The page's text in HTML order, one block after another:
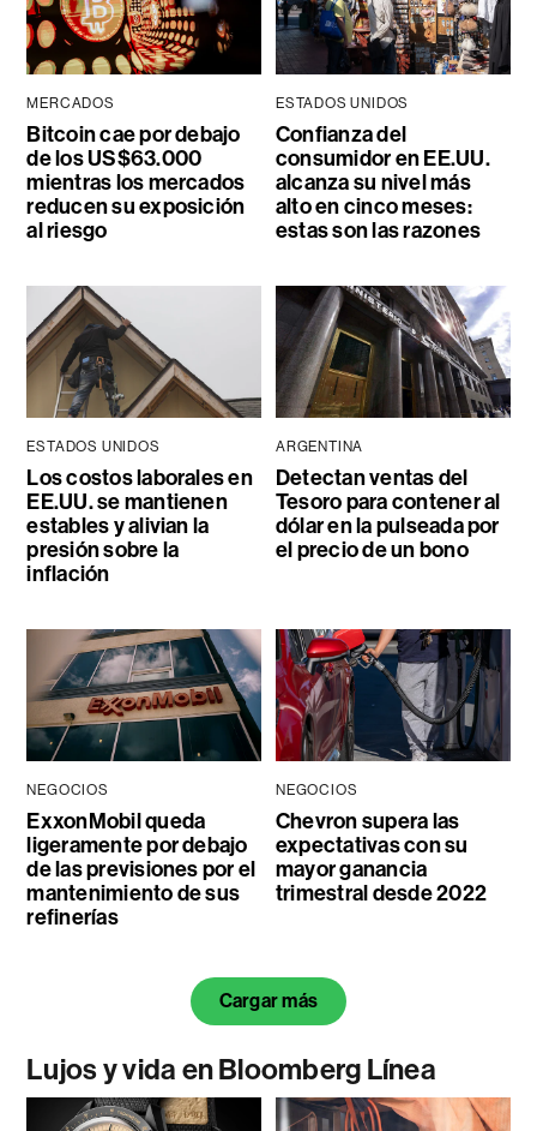
MERCADOS
Bitcoin cae por debajo
de los US$63.000
mientras los mercados
reducen su exposición
al riesgo
ESTADOS UNIDOS
Confianza del
consumidor en EE.UU.
alcanza su nivel más
alto en cinco meses:
estas son las razones
ESTADOS UNIDOS
Los costos laborales en
EE.UU. se mantienen
estables y alivian la
presión sobre la
inflación
ARGENTINA
Detectan ventas del
Tesoro para contener al
dólar en la pulseada por
el precio de un bono
NEGOCIOS
ExxonMobil queda
ligeramente por debajo
de las previsiones por el
mantenimiento de sus
refinerías
NEGOCIOS
Chevron supera las
expectativas con su
mayor ganancia
trimestral desde 2022
Cargar más
Lujos y vida en Bloomberg Línea